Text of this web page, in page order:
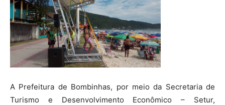
A Prefeitura de Bombinhas, por meio da Secretaria de
Turismo e Desenvolvimento Econômico – Setur,